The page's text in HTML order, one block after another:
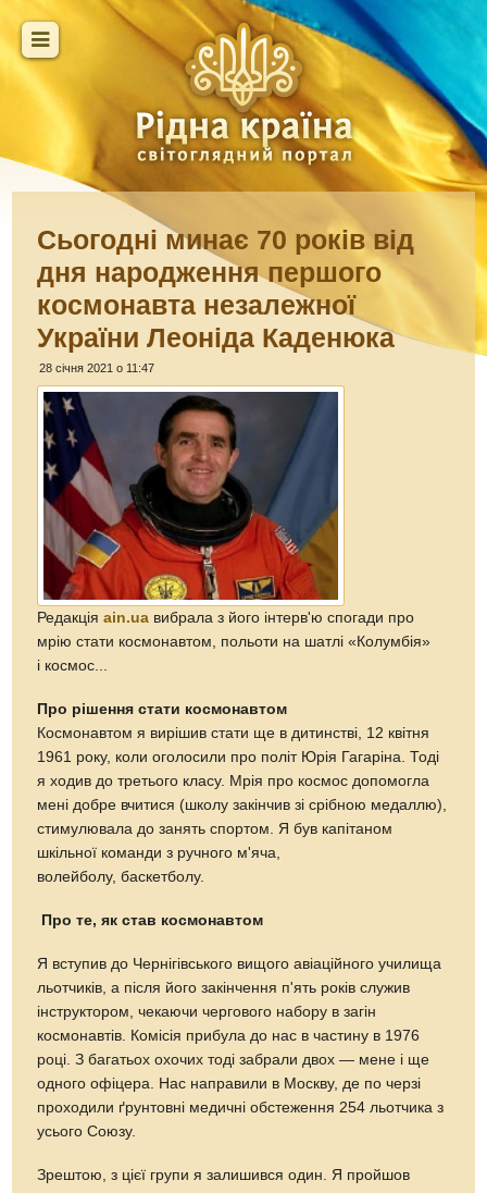
Сьогодні минає 70 років від
дня народження першого
космонавта незалежної
України Леоніда Каденюка
28 січня 2021 о 11:47
Редакціяain.ua вибрала з його інтерв'ю спогади про
мрію стати космонавтом, польоти на шатлі «Колумбія»
і космос...
Про рішення стати космонавтом
Космонавтом я вирішив стати ще в дитинстві, 12 квітня
1961 року, коли оголосили про політ Юрія Гагаріна. Тоді
я ходив до третього класу. Мрія про космос допомогла
мені добре вчитися (школу закінчив зі срібною медаллю),
стимулювала до занять спортом. Я був капітаном
шкільної команди з ручного м'яча,
волейболу, баскетболу.
Про те, як став космонавтом
Я вступив до Чернігівського вищого авіаційного училища
льотчиків, а після його закінчення п'ять років служив
інструктором, чекаючи чергового набору в загін
космонавтів. Комісія прибула до нас в частину в 1976
році. З багатьох охочих тоді забрали двох — мене і ще
одного офіцера. Нас направили в Москву, де по черзі
проходили ґрунтовні медичні обстеження 254 льотчика з
усього Союзу.
Зрештою, з цієї групи я залишився один. Я пройшов